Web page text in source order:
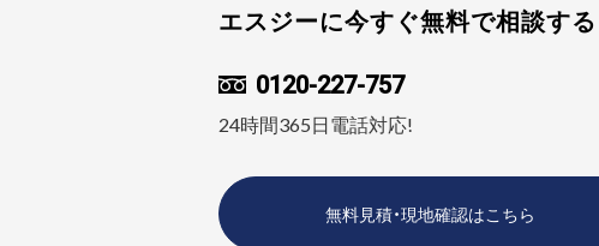
エスジーに今すぐ無料で相談する
0120-227-757
24時間365日電話対応!
無料見積・現地確認はこちら